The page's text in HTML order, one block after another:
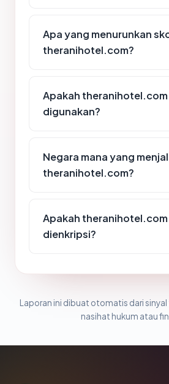
Apa yang menurunkan
theranihotel.com?
Apakah theranihotel.com
digunakan?
Negara mana yang
theranihotel.com?
Apakah theranihotel.com
dienkripsi?
Laporan ini dibuat otomatis dari sinyal
nasihat hukum atau